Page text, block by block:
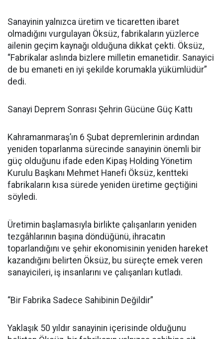
Sanayinin yalnızca üretim ve ticaretten ibaret
olmadığını vurgulayan Öksüz, fabrikaların yüzlerce
ailenin geçim kaynağı olduğuna dikkat çekti. Öksüz,
“Fabrikalar aslında bizlere milletin emanetidir. Sanayici
de bu emaneti en iyi şekilde korumakla yükümlüdür”
dedi.
Sanayi Deprem Sonrası Şehrin Gücüne Güç Kattı
Kahramanmaraş’ın 6 Şubat depremlerinin ardından
yeniden toparlanma sürecinde sanayinin önemli bir
güç olduğunu ifade eden Kipaş Holding Yönetim
Kurulu Başkanı Mehmet Hanefi Öksüz, kentteki
fabrikaların kısa sürede yeniden üretime geçtiğini
söyledi.
Üretimin başlamasıyla birlikte çalışanların yeniden
tezgâhlarının başına döndüğünü, ihracatın
toparlandığını ve şehir ekonomisinin yeniden hareket
kazandığını belirten Öksüz, bu süreçte emek veren
sanayicileri, iş insanlarını ve çalışanları kutladı.
“Bir Fabrika Sadece Sahibinin Değildir”
Yaklaşık 50 yıldır sanayinin içerisinde olduğunu